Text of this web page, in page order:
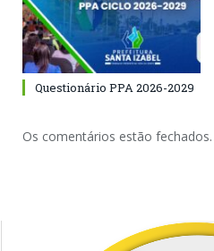
Questionário PPA 2026-2029
Os comentários estão fechados.